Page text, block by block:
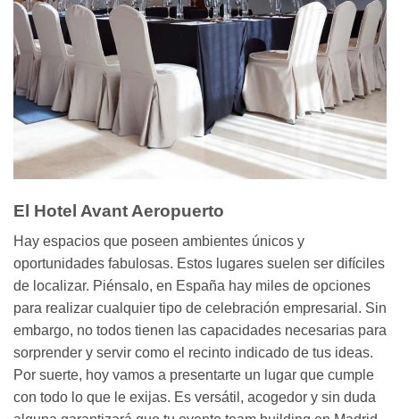
El Hotel Avant Aeropuerto
Hay espacios que poseen ambientes únicos y
oportunidades fabulosas. Estos lugares suelen ser difíciles
de localizar. Piénsalo, en España hay miles de opciones
para realizar cualquier tipo de celebración empresarial. Sin
embargo, no todos tienen las capacidades necesarias para
sorprender y servir como el recinto indicado de tus ideas.
Por suerte, hoy vamos a presentarte un lugar que cumple
con todo lo que le exijas. Es versátil, acogedor y sin duda